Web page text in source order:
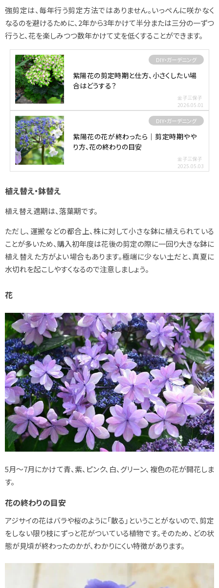
強剪定は、毎年行う剪定方法ではありません。いっぺんに咲かなく
なるのを避けるために、2年から3年かけて半分または三分の一ずつ
行うと、花を楽しみつつ数年かけて丈を低くすることができます。
DIY・ガーデニング
紫陽花の剪定時期と仕方、小さくしたい場
合はどうする？
金子三保子
2026.05.01
DIY・ガーデニング
紫陽花の花が終わったら｜剪定時期やや
り方、花の終わりの目安
金子三保子
2025.05.03
植え替え・鉢替え
植え替え適期は、落葉期です。
ただし、運搬などの都合上、株に対して小さな鉢に植えられている
ことが多いため、購入初年度は花後の剪定の際に一回り大きな鉢に
植え替えた方がよい場合もあります。極端に少ない土だと、真夏に
水切れを起こしやすくなるので注意しましょう。
花
5月～7月にかけて青、紫、ピンク、白、グリーン、複色の花が開花しま
す。
花の終わりの目安
アジサイの花はバラや桜のように「散る」ということがないので、剪定
をしない限り枝にずっと花がついている植物です。そのため、どの状
態が見頃が終わったのかが、わかりにくい特徴があります。